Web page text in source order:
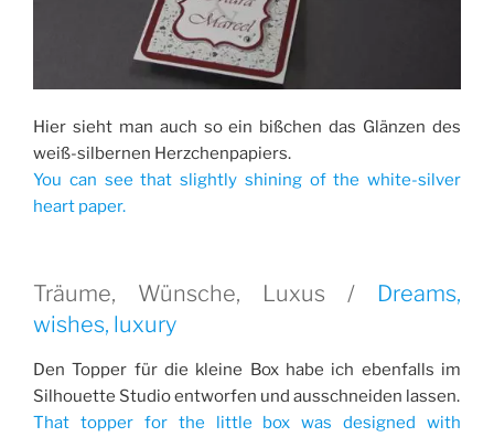
Hier sieht man auch so ein bißchen das Glänzen des
weiß-silbernen Herzchenpapiers.
You can see that slightly shining of the white-silver
heart paper.
Träume, Wünsche, Luxus / Dreams,
wishes, luxury
Den Topper für die kleine Box habe ich ebenfalls im
Silhouette Studio entworfen und ausschneiden lassen.
That topper for the little box was designed with